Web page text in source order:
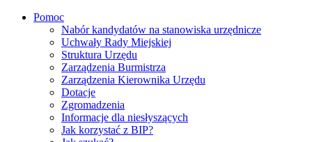
Pomoc
Nabór kandydatów na stanowiska urzędnicze
Uchwały Rady Miejskiej
Struktura Urzędu
Zarządzenia Burmistrza
Zarządzenia Kierownika Urzędu
Dotacje
Zgromadzenia
Informacje dla niesłyszących
Jak korzystać z BIP?